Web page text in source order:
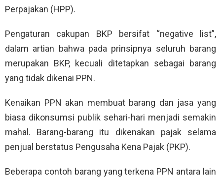
Perpajakan (HPP).
Pengaturan cakupan BKP bersifat “negative list”,
dalam artian bahwa pada prinsipnya seluruh barang
merupakan BKP, kecuali ditetapkan sebagai barang
yang tidak dikenai PPN.
Kenaikan PPN akan membuat barang dan jasa yang
biasa dikonsumsi publik sehari-hari menjadi semakin
mahal. Barang-barang itu dikenakan pajak selama
penjual berstatus Pengusaha Kena Pajak (PKP).
Beberapa contoh barang yang terkena PPN antara lain